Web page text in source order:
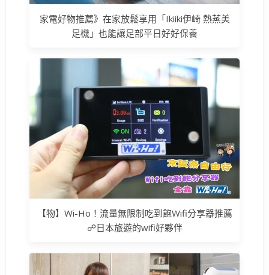
家電好物推薦》在家放鬆享用「Ikiiki伊崎 熱蒸美
足機」也能讓足部平日好好保養
【物】Wi-Ho！流量無限制吃到飽Wifi分享器推薦
☍日本旅遊的wifi好夥伴